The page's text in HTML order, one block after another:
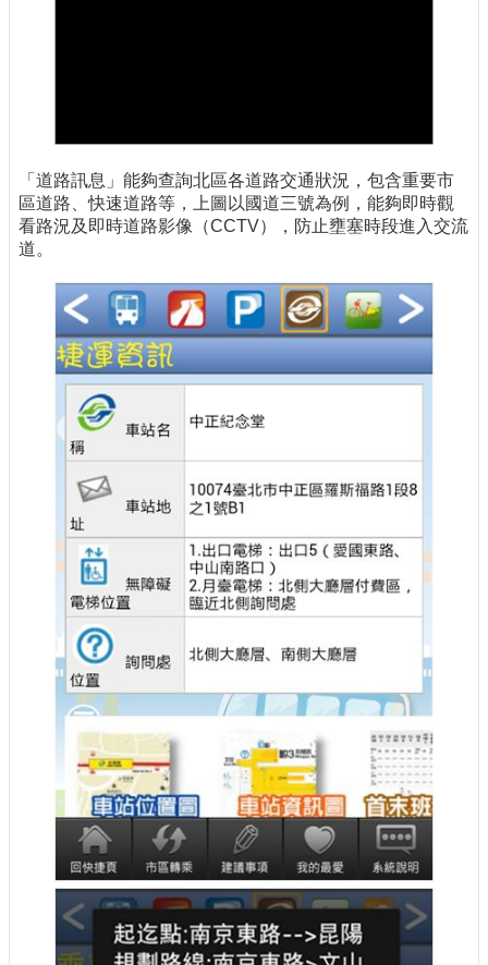
「道路訊息」能夠查詢北區各道路交通狀況，包含重要市
區道路、快速道路等，上圖以國道三號為例，能夠即時觀
看路況及即時道路影像（CCTV），防止壅塞時段進入交流
道。